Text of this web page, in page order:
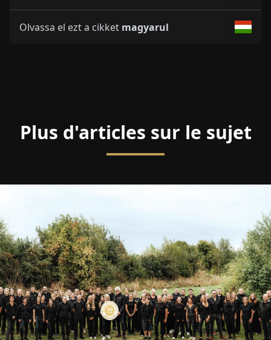
Olvassa el ezt a cikket magyarul
Plus d'articles sur le sujet